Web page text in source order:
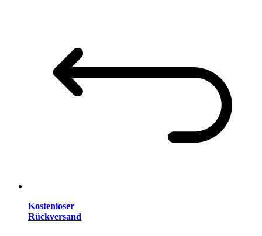
Kostenloser
Rückversand